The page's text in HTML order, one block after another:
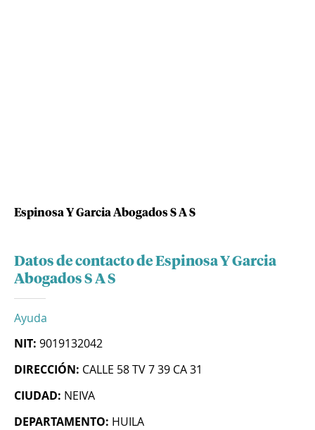
Espinosa Y Garcia Abogados S A S
Datos de contacto de Espinosa Y Garcia
Abogados S A S
Ayuda
NIT: 9019132042
DIRECCIÓN: CALLE 58 TV 7 39 CA 31
CIUDAD: NEIVA
DEPARTAMENTO: HUILA